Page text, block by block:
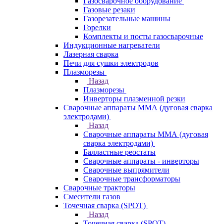
Газовые резаки
Газорезательные машины
Горелки
Комплекты и посты газосварочные
Индукционные нагреватели
Лазерная сварка
Печи для сушки электродов
Плазморезы
Назад
Плазморезы
Инверторы плазменной резки
Сварочные аппараты ММА (дуговая сварка
электродами)
Назад
Сварочные аппараты ММА (дуговая
сварка электродами)
Балластные реостаты
Сварочные аппараты - инверторы
Сварочные выпрямители
Сварочные трансформаторы
Сварочные тракторы
Смесители газов
Точечная сварка (SPOT)
Назад